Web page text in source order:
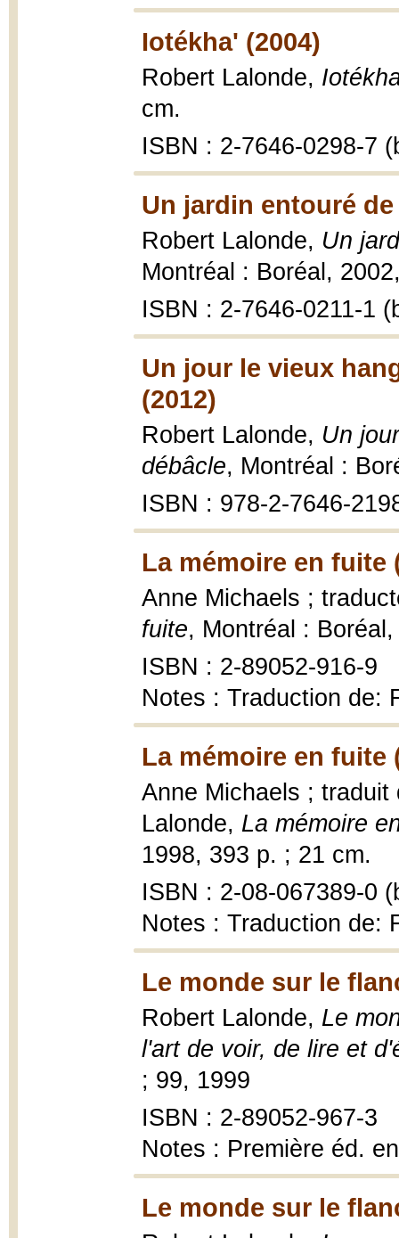
Iotékha' (2004)
Robert Lalonde,
cm.
ISBN : 2-7646-0298-7
Un jardin entouré
Robert Lalonde, Un
Montréal : Boréal,
ISBN : 2-7646-0211-1
Un jour le vieux
(2012)
Robert Lalonde, Un
débâcle, Montréal :
ISBN : 978-2-7646-
La mémoire en fuite
Anne Michaels ;
fuite, Montréal :
ISBN : 2-89052-916-9
Notes : Traduction de:
La mémoire en fuite
Anne Michaels ;
Lalonde, La mémoire
1998, 393 p. ; 21 cm.
ISBN : 2-08-067389-0
Notes : Traduction de:
Le monde sur le
Robert Lalonde, Le
l'art de voir, de lire et
; 99, 1999
ISBN : 2-89052-967-3
Notes : Première éd.
Le monde sur le